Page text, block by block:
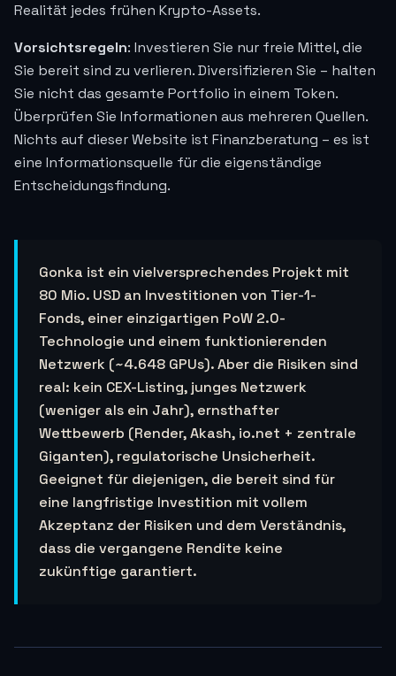
Realität jedes frühen Krypto-Assets.
Vorsichtsregeln: Investieren Sie nur freie Mittel, die
Sie bereit sind zu verlieren. Diversifizieren Sie – halten
Sie nicht das gesamte Portfolio in einem Token.
Überprüfen Sie Informationen aus mehreren Quellen.
Nichts auf dieser Website ist Finanzberatung – es ist
eine Informationsquelle für die eigenständige
Entscheidungsfindung.
Gonka ist ein vielversprechendes Projekt mit
80 Mio. USD an Investitionen von Tier-1-
Fonds, einer einzigartigen PoW 2.0-
Technologie und einem funktionierenden
Netzwerk (~4.648 GPUs). Aber die Risiken sind
real: kein CEX-Listing, junges Netzwerk
(weniger als ein Jahr), ernsthafter
Wettbewerb (Render, Akash, io.net + zentrale
Giganten), regulatorische Unsicherheit.
Geeignet für diejenigen, die bereit sind für
eine langfristige Investition mit vollem
Akzeptanz der Risiken und dem Verständnis,
dass die vergangene Rendite keine
zukünftige garantiert.